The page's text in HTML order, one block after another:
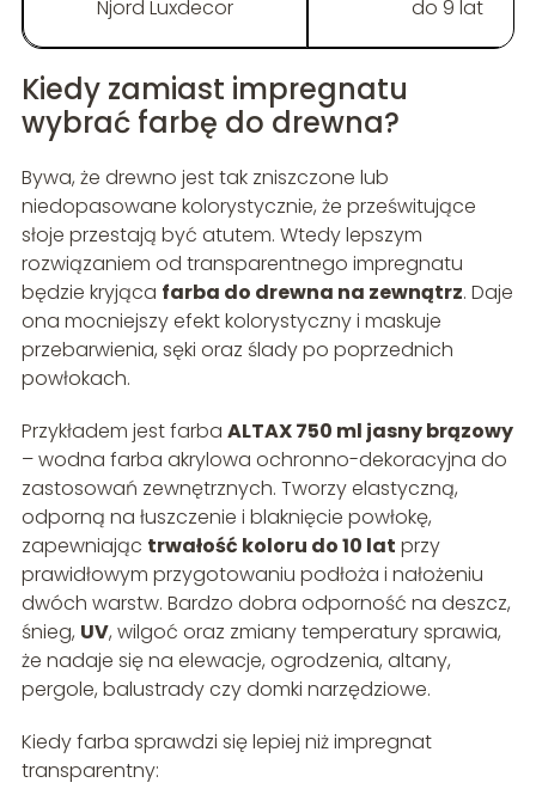
Njord Luxdecor do 9 lat
Kiedy zamiast impregnatu
wybrać farbę do drewna?
Bywa, że drewno jest tak zniszczone lub
niedopasowane kolorystycznie, że prześwitujące
słoje przestają być atutem. Wtedy lepszym
rozwiązaniem od transparentnego impregnatu
będzie kryjąca farba do drewna na zewnątrz. Daje
ona mocniejszy efekt kolorystyczny i maskuje
przebarwienia, sęki oraz ślady po poprzednich
powłokach.
Przykładem jest farba ALTAX 750 ml jasny brązowy
– wodna farba akrylowa ochronno-dekoracyjna do
zastosowań zewnętrznych. Tworzy elastyczną,
odporną na łuszczenie i blaknięcie powłokę,
zapewniając trwałość koloru do 10 lat przy
prawidłowym przygotowaniu podłoża i nałożeniu
dwóch warstw. Bardzo dobra odporność na deszcz,
śnieg, UV, wilgoć oraz zmiany temperatury sprawia,
że nadaje się na elewacje, ogrodzenia, altany,
pergole, balustrady czy domki narzędziowe.
Kiedy farba sprawdzi się lepiej niż impregnat
transparentny: